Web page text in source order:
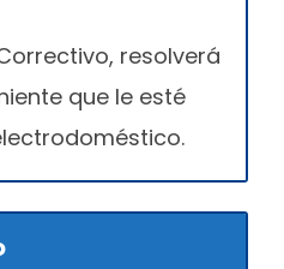
resolverá
que le esté